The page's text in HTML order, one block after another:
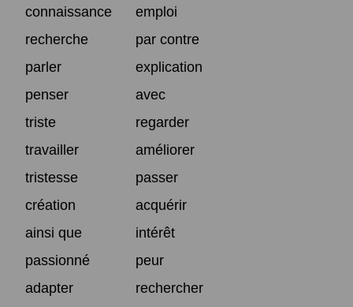
connaissance
emploi
recherche
par contre
parler
explication
penser
avec
triste
regarder
travailler
améliorer
tristesse
passer
création
acquérir
ainsi que
intérêt
passionné
peur
adapter
rechercher